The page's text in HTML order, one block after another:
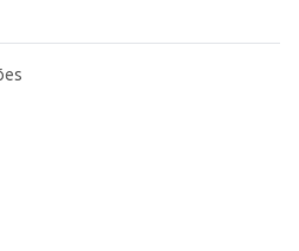
de frutas secas e processadas